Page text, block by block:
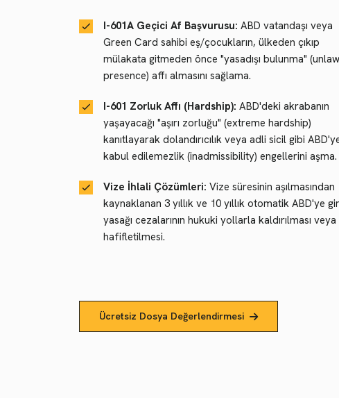
I-601A Geçici Af Başvurusu: ABD vatandaşı veya
Green Card sahibi eş/çocukların, ülkeden çıkıp
mülakata gitmeden önce "yasadışı bulunma"
presence) affı almasını sağlama.
I-601 Zorluk Affı (Hardship): ABD'deki akrabanın
yaşayacağı "aşırı zorluğu" (extreme hardship)
kanıtlayarak dolandırıcılık veya adli sicil gibi
kabul edilemezlik (inadmissibility) engellerini aşma.
Vize İhlali Çözümleri: Vize süresinin aşılmasından
kaynaklanan 3 yıllık ve 10 yıllık otomatik ABD'ye
yasağı cezalarının hukuki yollarla kaldırılması veya
hafifletilmesi.
Ücretsiz Dosya Değerlendirmesi